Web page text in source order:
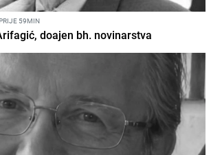
59MIN
doajen bh. novinarstva